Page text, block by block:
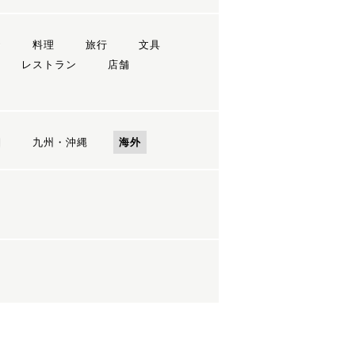
料理 旅行
文具
レストラン
店舗
九州・沖縄 海外